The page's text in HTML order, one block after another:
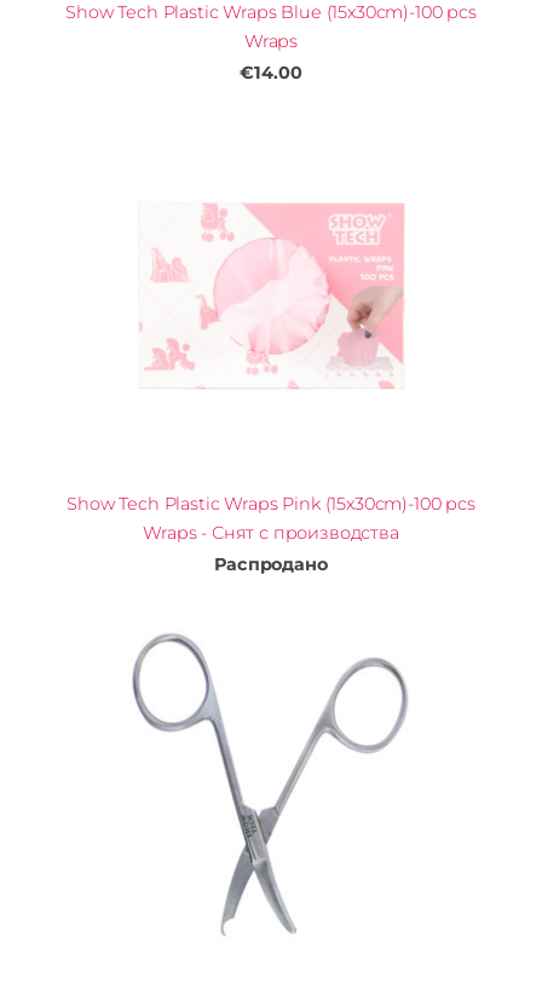
Show Tech Plastic Wraps Blue (15x30cm)-100 pcs
Wraps
€14.00
Show Tech Plastic Wraps Pink (15x30cm)-100 pcs
Wraps - Снят с производства
Распродано